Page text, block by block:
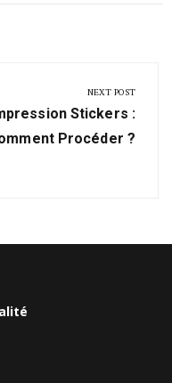
NEXT POST
Stickers :
Procéder ?